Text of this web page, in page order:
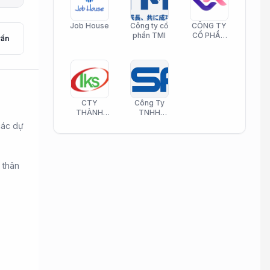
dự
Job House
Công ty cổ
phần TMI
CÔNG TY
CỔ PHẦN
CTY
THÀNH
PHAMATECH
Công Ty
TNHH
Phần Mềm